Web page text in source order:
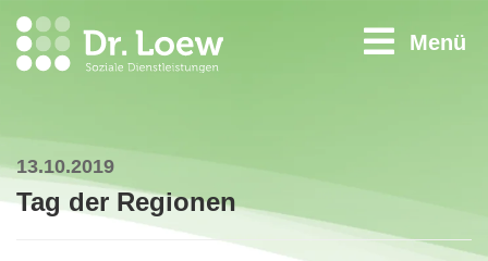
Menü
13.10.2019
Tag der Regionen